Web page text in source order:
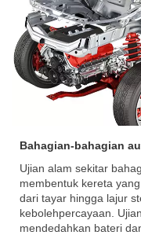
Bahagian-bahagian
Ujian alam sekitar
membentuk kereta
dari tayar hingga lajur
kebolehpercayaan.
mendedahkan bateri